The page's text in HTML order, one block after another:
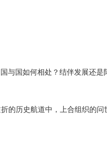
国如何相处？结伴发展还是
历史航道中，上合组织的问